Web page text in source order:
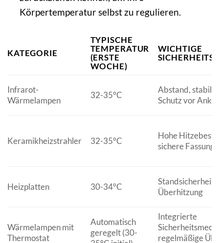
Körpertemperatur selbst zu regulieren.
KATEGORIE
TYPISCHE
TEMPERATUR
(ERSTE
WOCHE)
WICHTIGE
Infrarot-
Wärmelampen
32-35°C
Abstand, stabile
Schutz vor
Keramikheizstrahler 32-35°C
Hohe
sichere Fassung
Heizplatten 30-34°C
Standsicherheit,
Überhitzung
Wärmelampen mit
Thermostat
Automatisch
geregelt (30-
Integrierte
regelmäßige